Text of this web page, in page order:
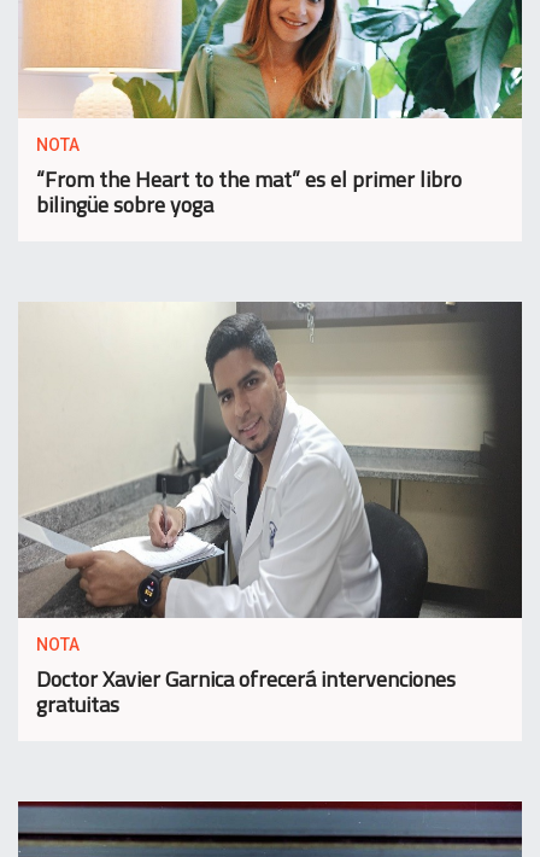
NOTA
“From the Heart to the mat” es el primer libro
bilingüe sobre yoga
NOTA
Doctor Xavier Garnica ofrecerá intervenciones
gratuitas